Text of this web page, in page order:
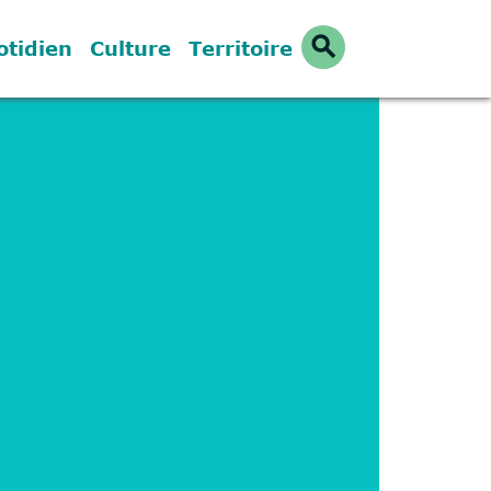
Culture Territoire search